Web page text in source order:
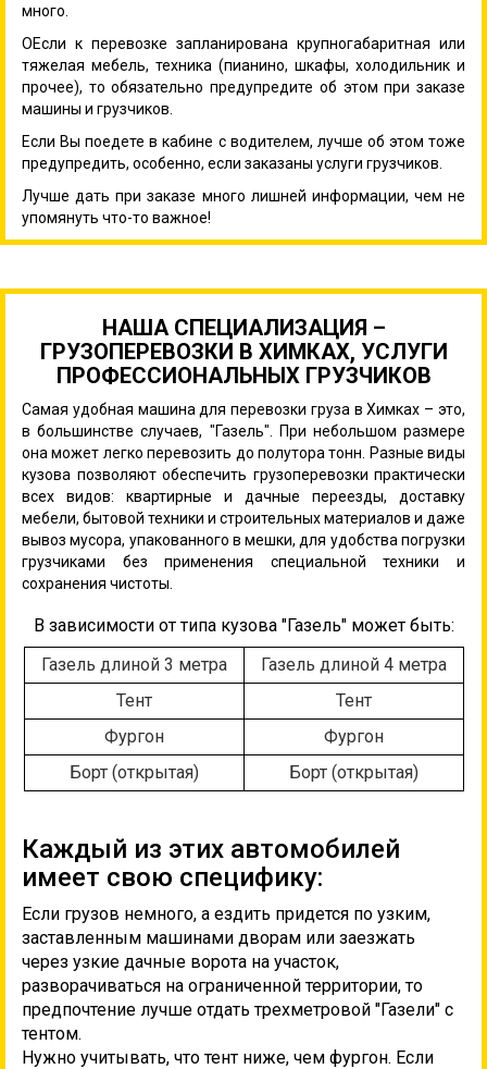
много.
ОЕсли к перевозке запланирована крупногабаритная или
тяжелая мебель, техника (пианино, шкафы, холодильник и
прочее), то обязательно предупредите об этом при заказе
машины и грузчиков.
Если Вы поедете в кабине с водителем, лучше об этом тоже
предупредить, особенно, если заказаны услуги грузчиков.
Лучше дать при заказе много лишней информации, чем не
упомянуть что-то важное!
НАША СПЕЦИАЛИЗАЦИЯ –
ГРУЗОПЕРЕВОЗКИ В ХИМКАХ, УСЛУГИ
ПРОФЕССИОНАЛЬНЫХ ГРУЗЧИКОВ
Самая удобная машина для перевозки груза в Химках – это,
в большинстве случаев, "Газель". При небольшом размере
она может легко перевозить до полутора тонн. Разные виды
кузова позволяют обеспечить грузоперевозки практически
всех видов: квартирные и дачные переезды, доставку
мебели, бытовой техники и строительных материалов и даже
вывоз мусора, упакованного в мешки, для удобства погрузки
грузчиками без применения специальной техники и
сохранения чистоты.
В зависимости от типа кузова "Газель" может быть:
Газель длиной 3 метра
Газель длиной 4 метра
Тент
Тент
Фургон
Фургон
Борт (открытая)
Борт (открытая)
Каждый из этих автомобилей
имеет свою специфику:
Если грузов немного, а ездить придется по узким,
заставленным машинами дворам или заезжать
через узкие дачные ворота на участок,
разворачиваться на ограниченной территории, то
предпочтение лучше отдать трехметровой "Газели" с
тентом.
Нужно учитывать, что тент ниже, чем фургон. Если